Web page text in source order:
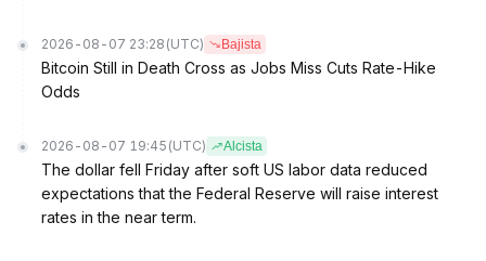
2026-08-07 23:28 (UTC) Bajista
Bitcoin Still in Death Cross as Jobs Miss Cuts Rate-Hike
Odds
2026-08-07 19:45 (UTC) Alcista
The dollar fell Friday after soft US labor data reduced
expectations that the Federal Reserve will raise interest
rates in the near term.